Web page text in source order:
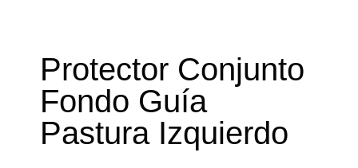
Protector Conjunto
Fondo Guía
Pastura Izquierdo